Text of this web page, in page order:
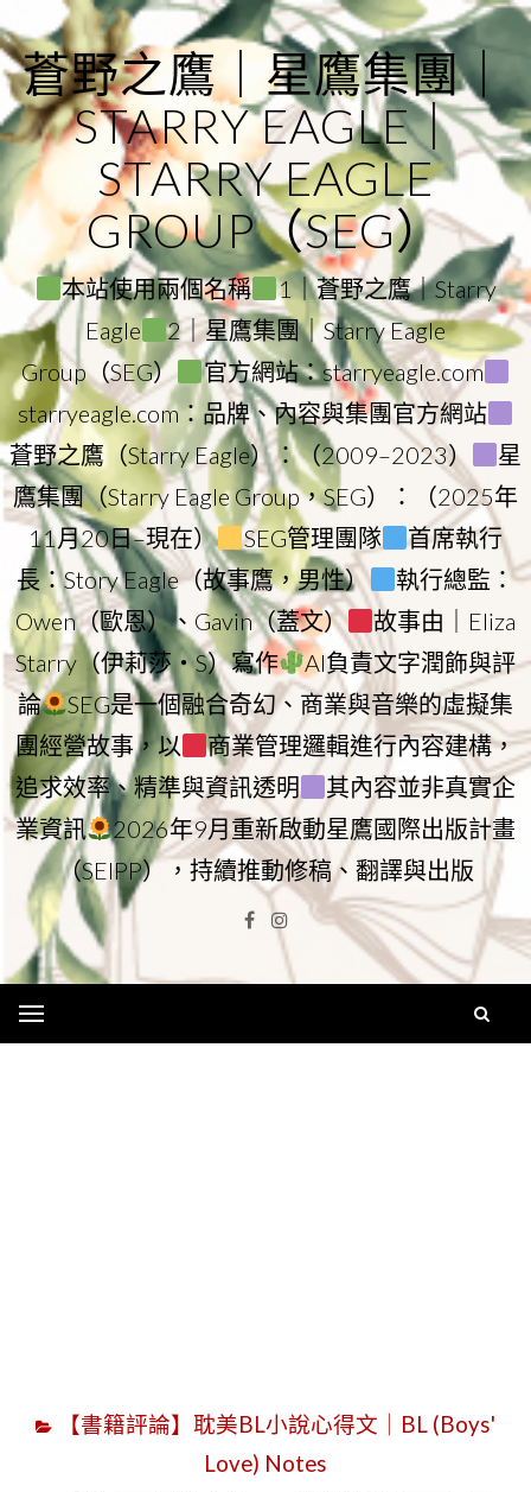
to
content
蒼野之鷹｜星鷹集團｜
STARRY EAGLE｜
STARRY EAGLE
GROUP（SEG）
本站使用兩個名稱
1｜蒼野之鷹｜Starry
Eagle
2｜星鷹集團｜Starry Eagle
Group（SEG）
官方網站：starryeagle.com
starryeagle.com：品牌、內容與集團官方網站
蒼野之鷹（Starry Eagle）：（2009–2023）
星
鷹集團（Starry Eagle Group，SEG）：（2025年
11月20日–現在）
SEG管理團隊
首席執行
長：Story Eagle（故事鷹，男性）
執行總監：
Owen（歐恩）、Gavin（蓋文）
故事由｜Eliza
Starry（伊莉莎・S）寫作
AI負責文字潤飾與評
論
SEG是一個融合奇幻、商業與音樂的虛擬集
團經營故事，以
商業管理邏輯進行內容建構，
追求效率、精準與資訊透明
其內容並非真實企
業資訊
2026年9月重新啟動星鷹國際出版計畫
（SEIPP），持續推動修稿、翻譯與出版
Facebook
Instagram
【書籍評論】耽美BL小說心得文｜BL (Boys'
Love) Notes